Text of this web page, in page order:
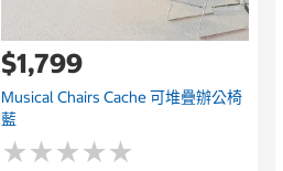
$1,799
Musical Chairs Cache 可堆疊辦公椅
藍
★★★★★
★★★★★